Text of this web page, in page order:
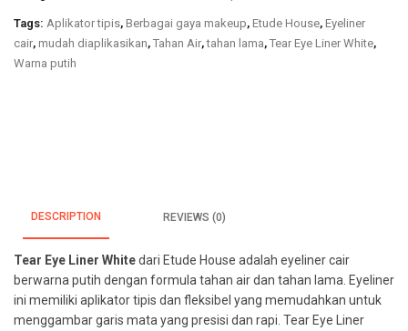
Tags: Aplikator tipis, Berbagai gaya makeup, Etude House, Eyeliner
cair, mudah diaplikasikan, Tahan Air,tahan lama, Tear Eye Liner White,
Warna putih
DESCRIPTION REVIEWS (0)
Tear Eye Liner Whitedari Etude House adalah eyeliner cair
berwarna putih dengan formula tahan air dan tahan lama. Eyeliner
ini memiliki aplikator tipis dan fleksibel yang memudahkan untuk
menggambar garis mata yang presisi dan rapi. Tear Eye Liner